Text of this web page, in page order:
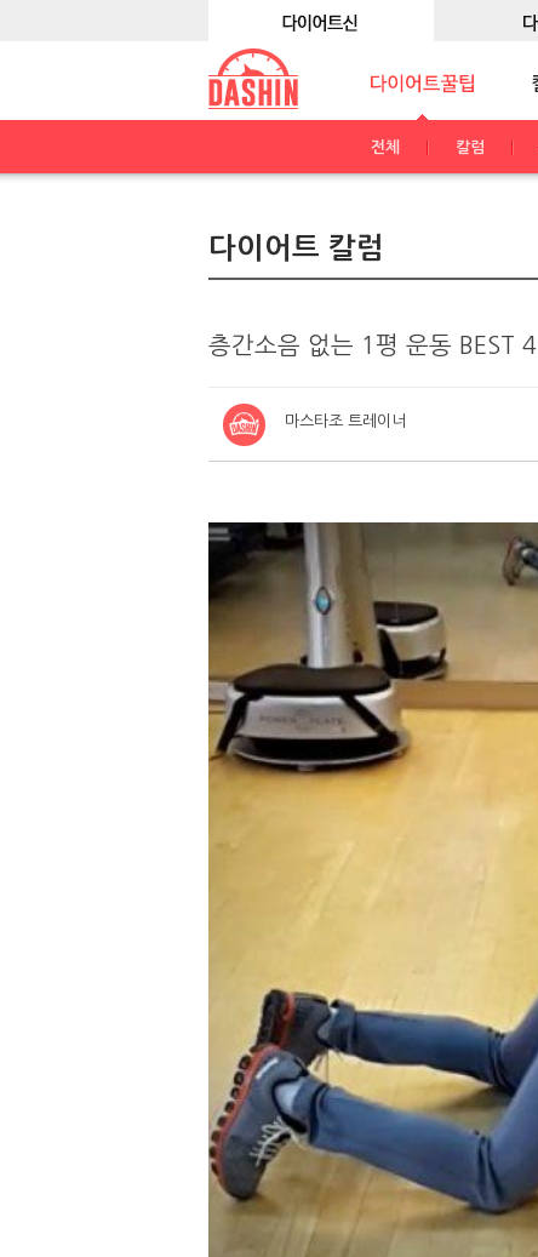
전체 칼럼
다이어트 칼럼
층간소음 없는 1평 운동 BEST 4
마스타조 트레이너